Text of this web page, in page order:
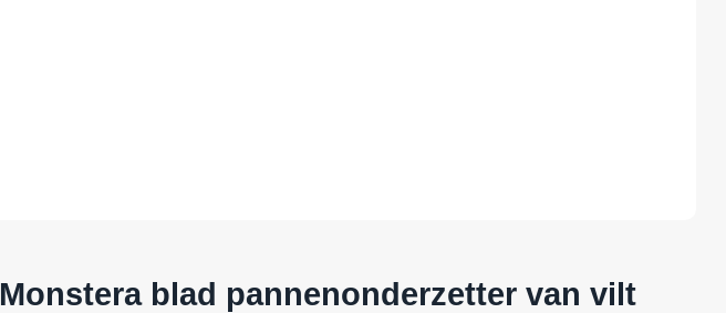
Monstera blad pannenonderzetter van vilt